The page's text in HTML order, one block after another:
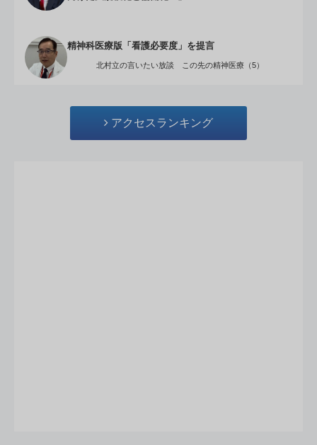
精神科医療版「看護必要度」を提言
北村立の言いたい放談 この先の精神医療（5）
アクセスランキング